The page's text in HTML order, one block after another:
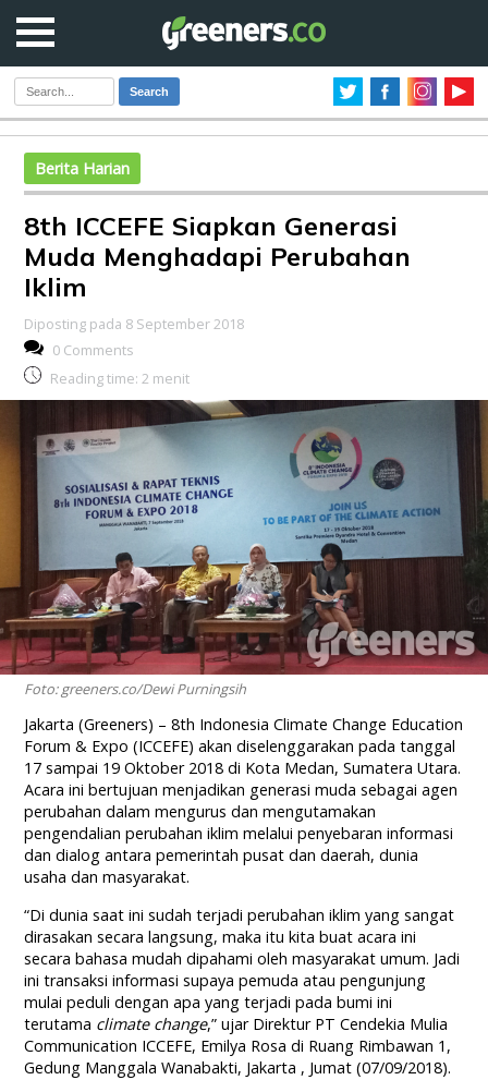
Search
Berita Harian
8th ICCEFE Siapkan Generasi
Muda Menghadapi Perubahan
Iklim
Diposting pada 8 September 2018
0 Comments
Reading time: 2 menit
Foto: greeners.co/Dewi Purningsih
Jakarta (Greeners) – 8th Indonesia Climate Change Education
Forum & Expo (ICCEFE) akan diselenggarakan pada tanggal
17 sampai 19 Oktober 2018 di Kota Medan, Sumatera Utara.
Acara ini bertujuan menjadikan generasi muda sebagai agen
perubahan dalam mengurus dan mengutamakan
pengendalian perubahan iklim melalui penyebaran informasi
dan dialog antara pemerintah pusat dan daerah, dunia
usaha dan masyarakat.
“Di dunia saat ini sudah terjadi perubahan iklim yang sangat
dirasakan secara langsung, maka itu kita buat acara ini
secara bahasa mudah dipahami oleh masyarakat umum. Jadi
ini transaksi informasi supaya pemuda atau pengunjung
mulai peduli dengan apa yang terjadi pada bumi ini
terutama climate change,” ujar Direktur PT Cendekia Mulia
Communication ICCEFE, Emilya Rosa di Ruang Rimbawan 1,
Gedung Manggala Wanabakti, Jakarta , Jumat (07/09/2018).